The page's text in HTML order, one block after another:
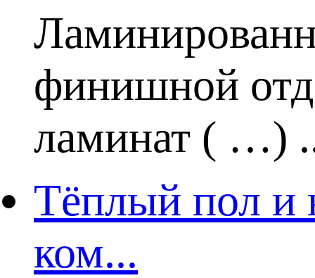
финишной
ламинат ( …)
Тёплый пол и
ком...